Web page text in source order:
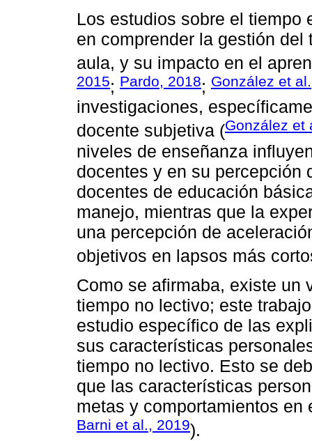
Los estudios sobre el tiempo
en comprender la gestión
aula, y su impacto en el
2015; Pardo, 2018; González et
investigaciones,
docente subjetiva (González et
niveles de enseñanza
docentes y en su percepción
docentes de educación
manejo, mientras que la
una percepción de
objetivos en lapsos más
Como se afirmaba, existe un
tiempo no lectivo; este
estudio específico de las
sus características
tiempo no lectivo. Esto se
que las características
metas y comportamientos en
Barni et al., 2019).